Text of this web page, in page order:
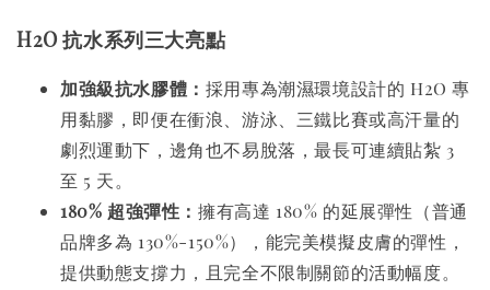
H2O 抗水系列三大亮點
加強級抗水膠體： 採用專為潮濕環境設計的 H2O 專
用黏膠，即便在衝浪、游泳、三鐵比賽或高汗量的
劇烈運動下，邊角也不易脫落，最長可連續貼紮 3
至 5 天。
180% 超強彈性： 擁有高達 180% 的延展彈性（普通
品牌多為 130%-150%），能完美模擬皮膚的彈性，
提供動態支撐力，且完全不限制關節的活動幅度。